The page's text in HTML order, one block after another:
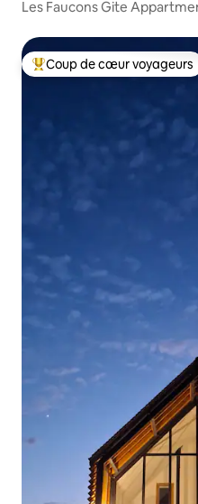
Les Faucons Gite
Coups de cœur voyageurs
Coup de cœur voyageurs